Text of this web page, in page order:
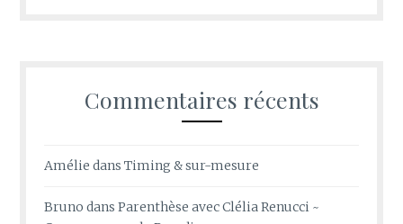
Commentaires récents
Amélie dansTiming & sur-mesure
Bruno dansParenthèse avec Clélia Renucci ~